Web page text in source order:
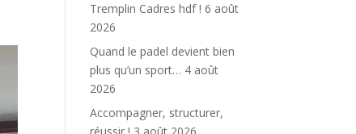
Tremplin Cadres hdf ! 6 août
2026
Quand le padel devient bien
plus qu’un sport… 4 août
2026
Accompagner, structurer,